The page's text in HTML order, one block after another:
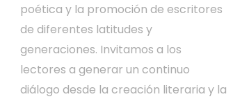
poética y la promoción de escritores
de diferentes latitudes y
generaciones. Invitamos a los
lectores a generar un continuo
diálogo desde la creación literaria y la